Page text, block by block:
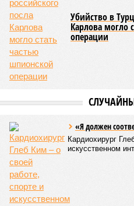
Убийство в
Карлова могло
операции
«Я должен
Кардиохирург
искусственном